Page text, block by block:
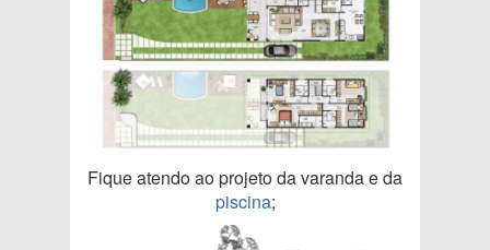
Fique atendo ao projeto da varanda e da
piscina;